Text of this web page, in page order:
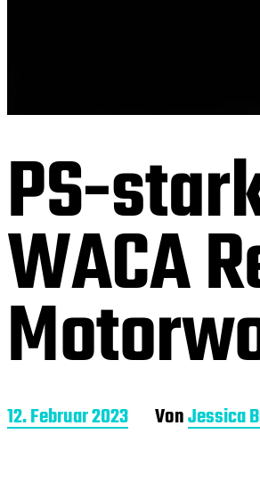
PS-
WACA
B
e
12. Februar 2023 VonJessica